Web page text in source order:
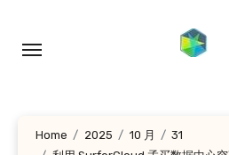
Home 2025 10 月
31